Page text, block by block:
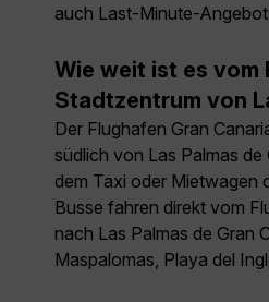
auch Last-Minute-
Wie weit ist es vom
Stadtzentrum von
Der Flughafen Gran
südlich von Las Palmas de
dem Taxi oder Mietwagen
Busse fahren direkt vom
nach Las Palmas de Gran
Maspalomas, Playa del